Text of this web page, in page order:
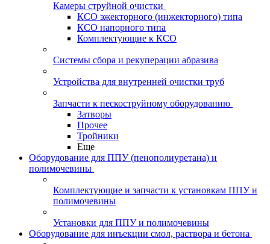
Камеры струйной очистки
КСО эжекторного (инжекторного) типа
КСО напорного типа
Комплектующие к КСО
Системы сбора и рекуперации абразива
Устройства для внутренней очистки труб
Запчасти к пескоструйному оборудованию
Затворы
Прочее
Тройники
Еще
Оборудование для ППУ (пенополиуретана) и
полимочевины
Комплектующие и запчасти к установкам ППУ и
полимочевины
Установки для ППУ и полимочевины
Оборудование для инъекции смол, раствора и бетона